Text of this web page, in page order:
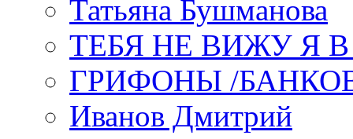
Татьяна Бушманова
ТЕБЯ НЕ ВИЖУ Я
ГРИФОНЫ /
Иванов Дмитрий